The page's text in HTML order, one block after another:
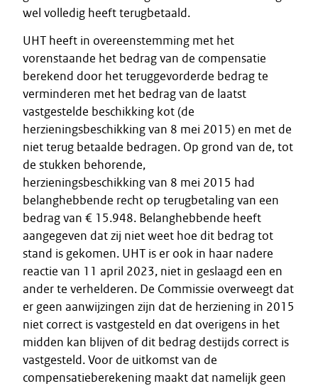
wel volledig heeft terugbetaald.
UHT heeft in overeenstemming met het
vorenstaande het bedrag van de compensatie
berekend door het teruggevorderde bedrag te
verminderen met het bedrag van de laatst
vastgestelde beschikking kot (de
herzieningsbeschikking van 8 mei 2015) en met de
niet terug betaalde bedragen. Op grond van de, tot
de stukken behorende,
herzieningsbeschikking van 8 mei 2015 had
belanghebbende recht op terugbetaling van een
bedrag van € 15.948. Belanghebbende heeft
aangegeven dat zij niet weet hoe dit bedrag tot
stand is gekomen. UHT is er ook in haar nadere
reactie van 11 april 2023, niet in geslaagd een en
ander te verhelderen. De Commissie overweegt dat
er geen aanwijzingen zijn dat de herziening in 2015
niet correct is vastgesteld en dat overigens in het
midden kan blijven of dit bedrag destijds correct is
vastgesteld. Voor de uitkomst van de
compensatieberekening maakt dat namelijk geen